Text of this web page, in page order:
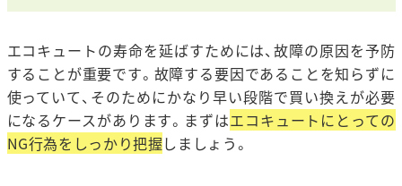
エコキュートの寿命を延ばすためには、故障の原因を予防
することが重要です。故障する要因であることを知らずに
使っていて、そのためにかなり早い段階で買い換えが必要
になるケースがあります。まずはエコキュートにとっての
NG行為をしっかり把握しましょう。